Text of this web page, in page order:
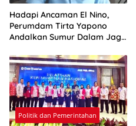
Hadapi Ancaman El Nino,
Perumdam Tirta Yapono
Andalkan Sumur Dalam Jaga
Politik dan Pemerintahan